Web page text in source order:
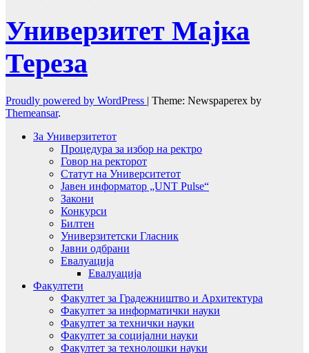
Универзитет Мајка
Тереза
Proudly powered by WordPress | Theme: Newspaperex by
Themeansar.
За Универзитетот
Процедура за избор на ректро
Говор на ректорот
Статут на Университетот
Јавен информатор „UNT Pulse“
Закони
Конкурси
Билтен
Универзитетски Гласник
Јавни одбрани
Евалуација
Евалуација
Факултети
Факултет за Градежништво и Архитектура
Факултет за информатички науки
Факултет за технички науки
Факултет за социјални науки
Факултет за технолошки науки